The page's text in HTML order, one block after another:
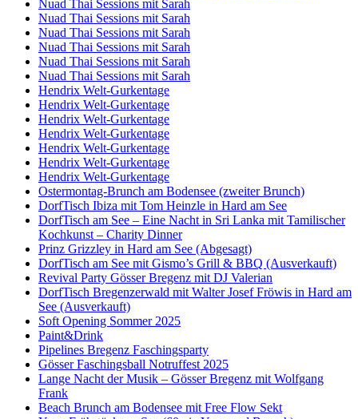
Nuad Thai Sessions mit Sarah
Nuad Thai Sessions mit Sarah
Nuad Thai Sessions mit Sarah
Nuad Thai Sessions mit Sarah
Nuad Thai Sessions mit Sarah
Nuad Thai Sessions mit Sarah
Hendrix Welt-Gurkentage
Hendrix Welt-Gurkentage
Hendrix Welt-Gurkentage
Hendrix Welt-Gurkentage
Hendrix Welt-Gurkentage
Hendrix Welt-Gurkentage
Hendrix Welt-Gurkentage
Ostermontag-Brunch am Bodensee (zweiter Brunch)
DorfTisch Ibiza mit Tom Heinzle in Hard am See
DorfTisch am See – Eine Nacht in Sri Lanka mit Tamilischer
Kochkunst – Charity Dinner
Prinz Grizzley in Hard am See (Abgesagt)
DorfTisch am See mit Gismo’s Grill & BBQ (Ausverkauft)
Revival Party Gösser Bregenz mit DJ Valerian
DorfTisch Bregenzerwald mit Walter Josef Fröwis in Hard am
See (Ausverkauft)
Soft Opening Sommer 2025
Paint&Drink
Pipelines Bregenz Faschingsparty
Gösser Faschingsball Notruffest 2025
Lange Nacht der Musik – Gösser Bregenz mit Wolfgang
Frank
Beach Brunch am Bodensee mit Free Flow Sekt